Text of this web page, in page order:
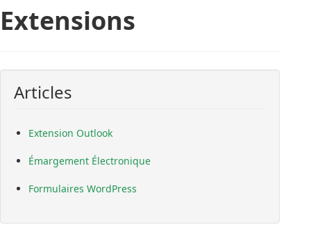
Extensions
Articles
Extension Outlook
Émargement Électronique
Formulaires WordPress